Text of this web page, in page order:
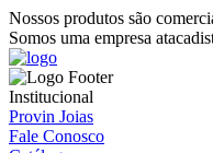
Nossos produtos são
Somos uma empresa
Institucional
Provin Joias
Fale Conosco